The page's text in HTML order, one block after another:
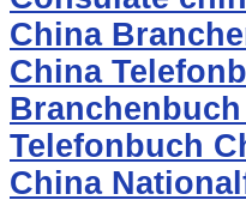
China
China
Telefonbuch
China